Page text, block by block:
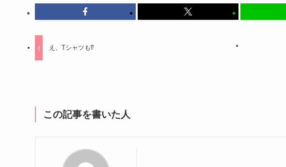
え、Tシャツも⁉︎
この記事を書いた人